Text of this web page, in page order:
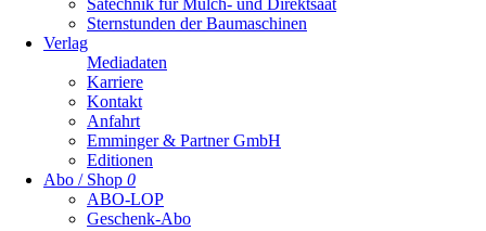
Sätechnik für Mulch- und Direktsaat
Sternstunden der Baumaschinen
Verlag
Mediadaten
Karriere
Kontakt
Anfahrt
Emminger & Partner GmbH
Editionen
Abo / Shop 0
ABO-LOP
Geschenk-Abo